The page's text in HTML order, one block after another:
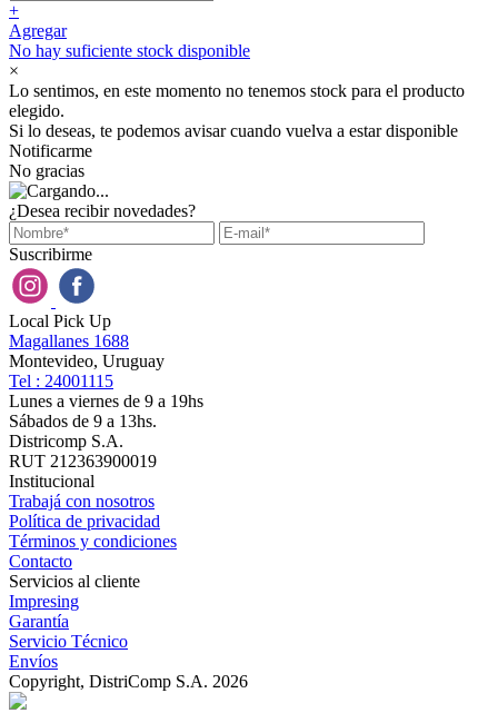
+
Agregar
No hay suficiente stock disponible
×
Lo sentimos, en este momento no tenemos stock para el producto
elegido.
Si lo deseas, te podemos avisar cuando vuelva a estar disponible
Notificarme
No gracias
¿Desea recibir novedades?
Suscribirme
Local Pick Up
Magallanes 1688
Montevideo, Uruguay
Tel : 24001115
Lunes a viernes de 9 a 19hs
Sábados de 9 a 13hs.
Districomp S.A.
RUT 212363900019
Institucional
Trabajá con nosotros
Política de privacidad
Términos y condiciones
Contacto
Servicios al cliente
Impresing
Garantía
Servicio Técnico
Envíos
Copyright, DistriComp S.A. 2026